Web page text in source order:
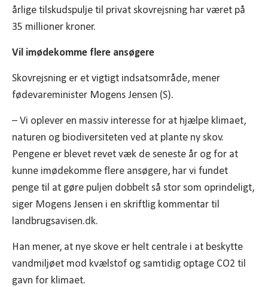
årlige tilskudspulje til privat skovrejsning har været på
35 millioner kroner.
Vil imødekomme flere ansøgere
Skovrejsning er et vigtigt indsatsområde, mener
fødevareminister Mogens Jensen (S).
– Vi oplever en massiv interesse for at hjælpe klimaet,
naturen og biodiversiteten ved at plante ny skov.
Pengene er blevet revet væk de seneste år og for at
kunne imødekomme flere ansøgere, har vi fundet
penge til at gøre puljen dobbelt så stor som oprindeligt,
siger Mogens Jensen i en skriftlig kommentar til
landbrugsavisen.dk.
Han mener, at nye skove er helt centrale i at beskytte
vandmiljøet mod kvælstof og samtidig optage CO2 til
gavn for klimaet.